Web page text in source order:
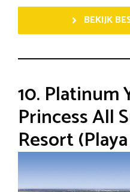
BEKIJK
10. Platinum
Princess All
Resort